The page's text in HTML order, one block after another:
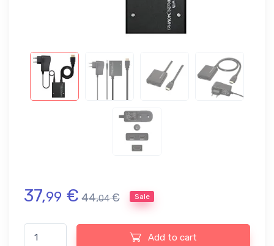
37,99 € 44,04 € Sale
Duplicador HDMI Nanocable 1x2 Alta Velocidad con Cable
Add to cart